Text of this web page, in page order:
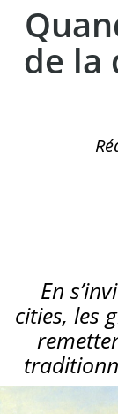
de la
En
cities, les